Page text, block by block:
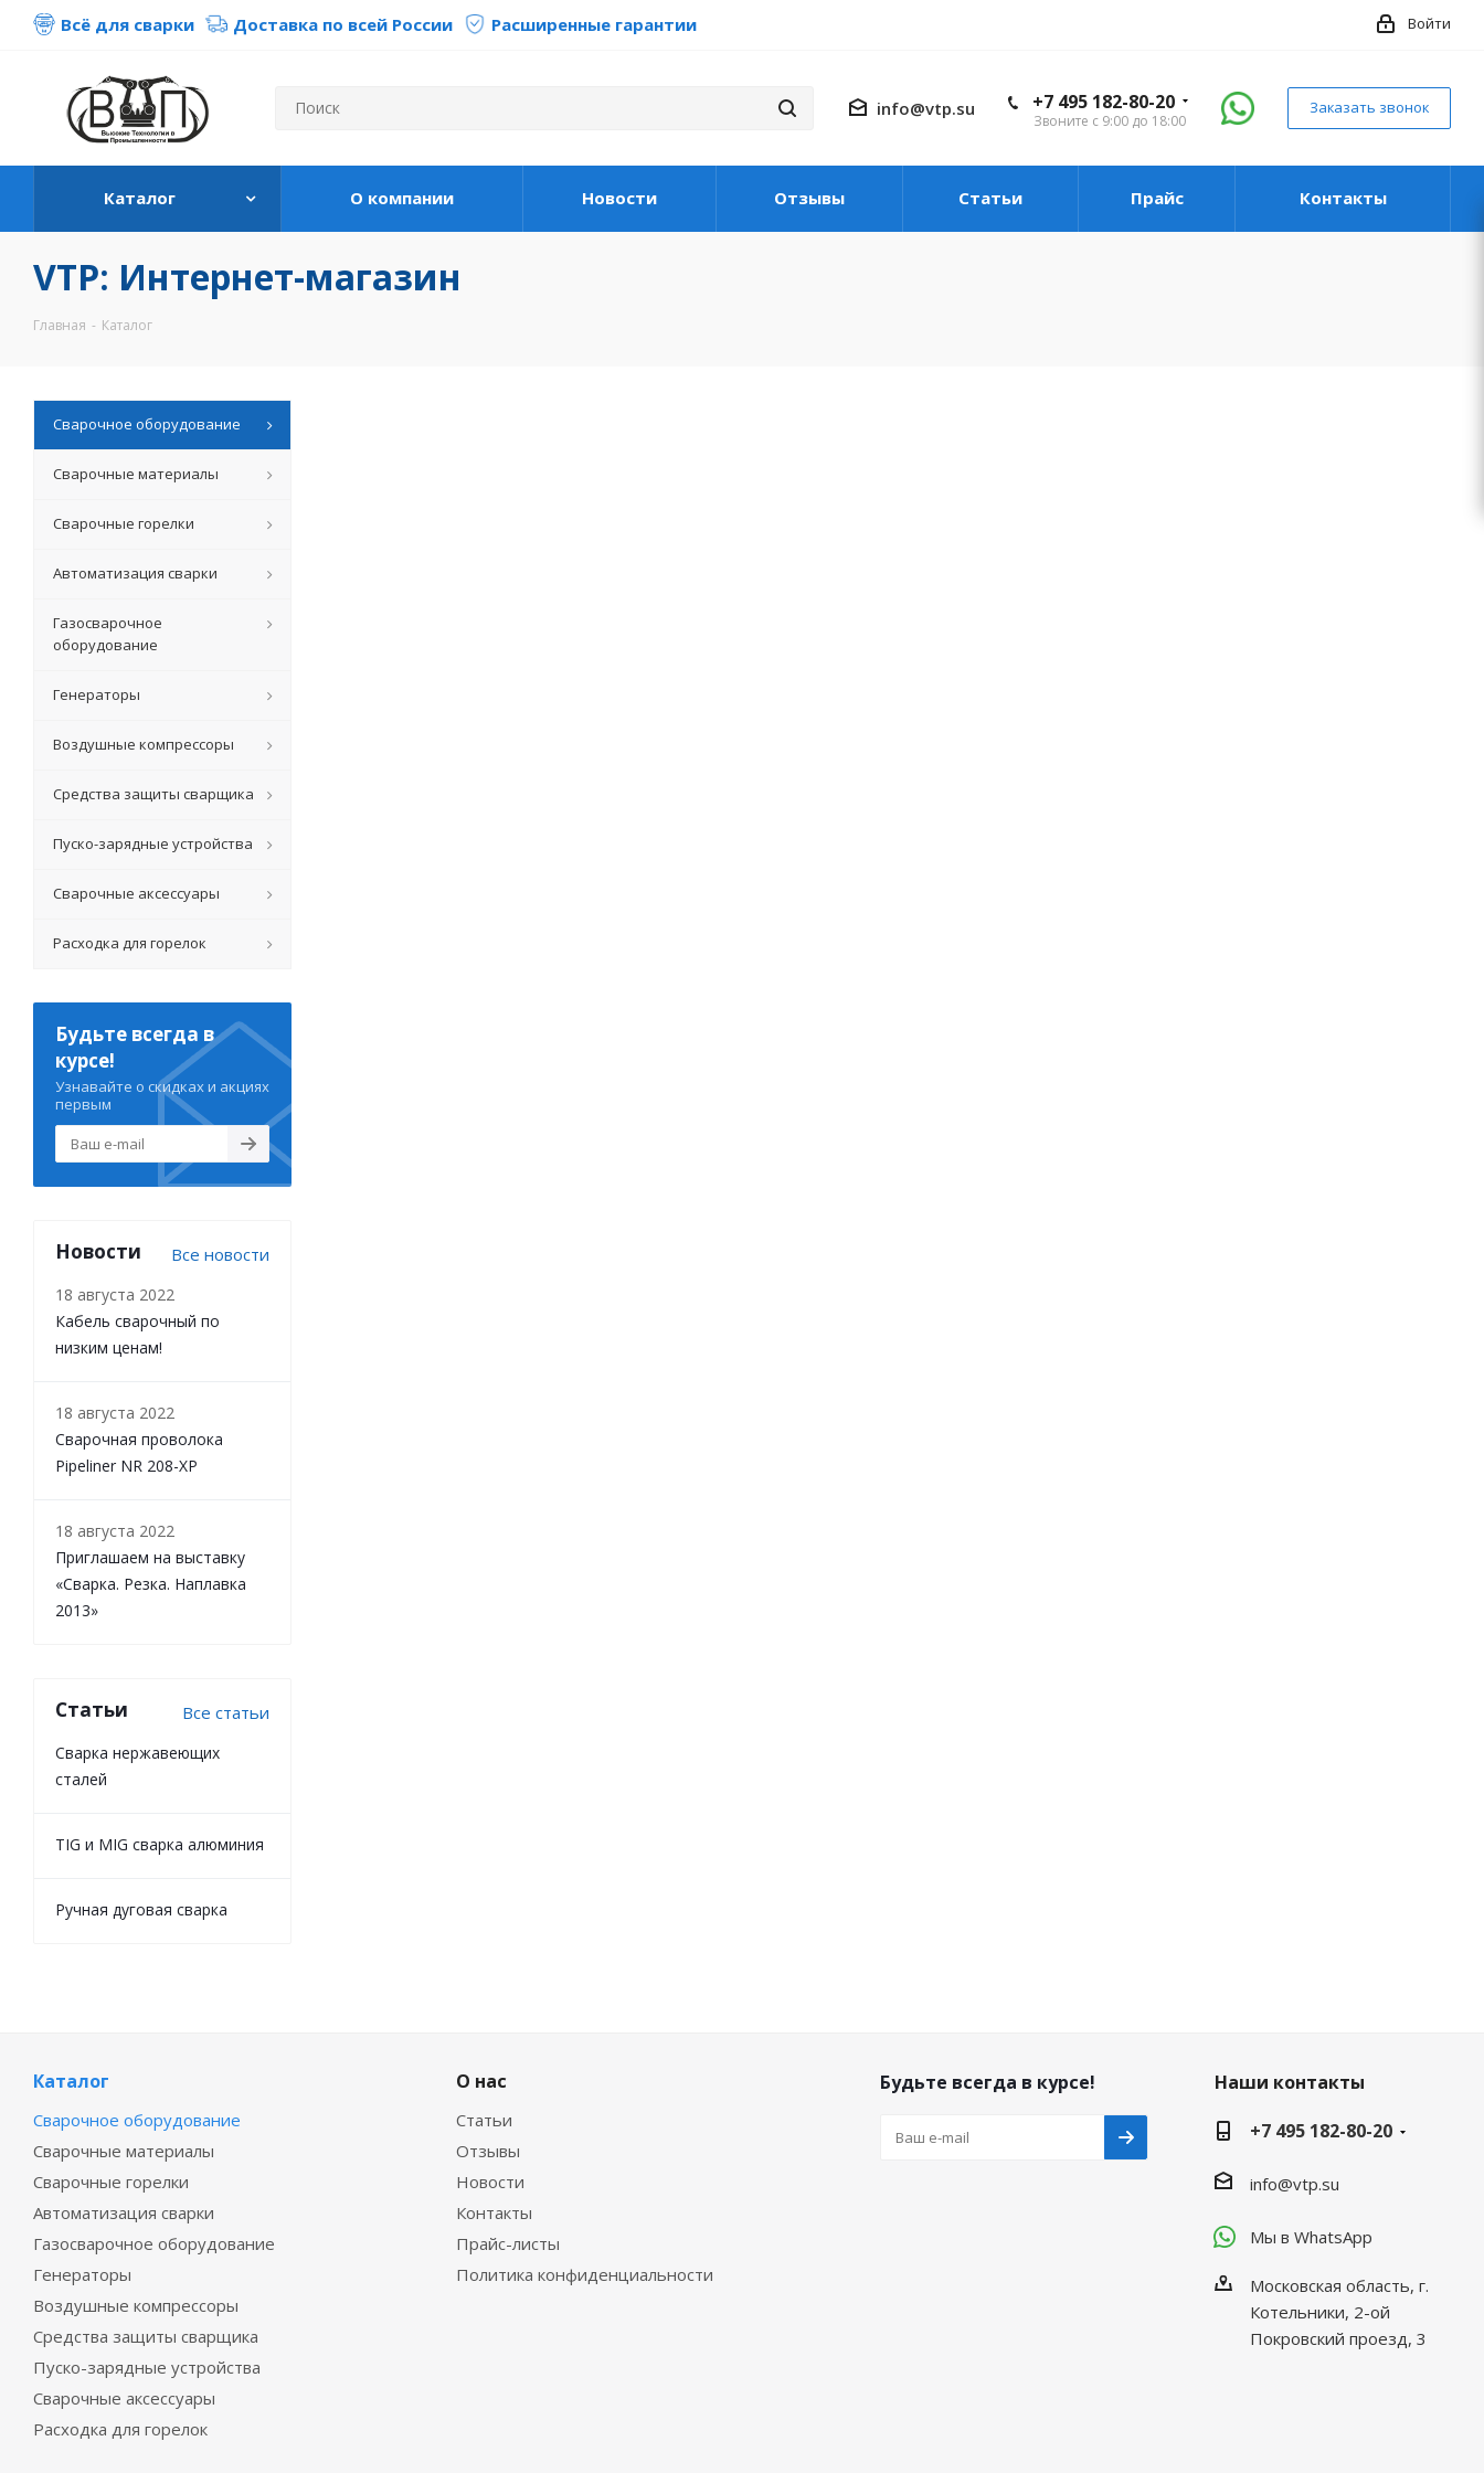
Всё для сварки Доставка по всей России Расширенные гарантии Войти
info@vtp.su +7 495 182-80-20
Звоните с 9:00 до 18:00
Заказать звонок
Каталог О компании Новости Отзывы Статьи Прайс Контакты
VTP: Интернет-магазин
Главная - Каталог
Сварочное оборудование
Сварочные материалы
Сварочные горелки
Автоматизация сварки
Газосварочное
оборудование
Генераторы
Воздушные компрессоры
Средства защиты сварщика
Пуско-зарядные устройства
Сварочные аксессуары
Расходка для горелок
Будьте всегда в
курсе!
Узнавайте о скидках и акциях
первым
Новости Все новости
18 августа 2022
Кабель сварочный по
низким ценам!
18 августа 2022
Сварочная проволока
Pipeliner NR 208-XP
18 августа 2022
Приглашаем на выставку
«Сварка. Резка. Наплавка
2013»
Статьи Все статьи
Cварка нержавеющих
сталей
TIG и MIG сварка алюминия
Ручная дуговая сварка
Каталог
Сварочное оборудование
Сварочные материалы
Сварочные горелки
Автоматизация сварки
Газосварочное оборудование
Генераторы
Воздушные компрессоры
Средства защиты сварщика
Пуско-зарядные устройства
Сварочные аксессуары
Расходка для горелок
О нас
Статьи
Отзывы
Новости
Контакты
Прайс-листы
Политика конфиденциальности
Будьте всегда в курсе!
Наши контакты
+7 495 182-80-20
info@vtp.su
Мы в WhatsApp
Московская область, г.
Котельники, 2-ой
Покровский проезд, 3